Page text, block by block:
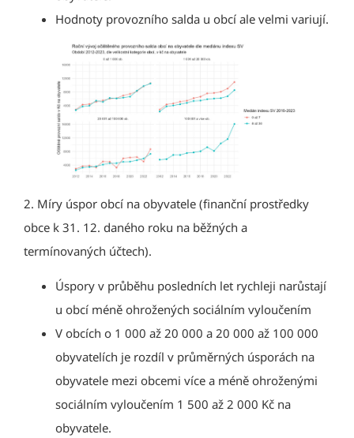
Hodnoty provozního salda u obcí ale velmi variují.
2. Míry úspor obcí na obyvatele (finanční prostředky
obce k 31. 12. daného roku na běžných a
termínovaných účtech).
Úspory v průběhu posledních let rychleji narůstají
u obcí méně ohrožených sociálním vyloučením
V obcích o 1 000 až 20 000 a 20 000 až 100 000
obyvatelích je rozdíl v průměrných úsporách na
obyvatele mezi obcemi více a méně ohroženými
sociálním vyloučením 1 500 až 2 000 Kč na
obyvatele.